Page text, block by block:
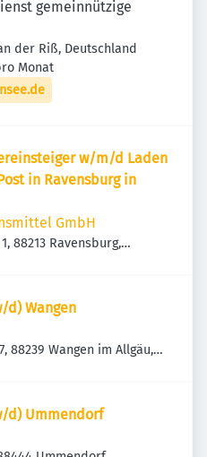
gemeinnützige
der Riß, Deutschland
Monat
w/m/d Laden
in Ravensburg in
GmbH
88213 Ravensburg,
d) Wangen
88239 Wangen im Allgäu,
d) Ummendorf